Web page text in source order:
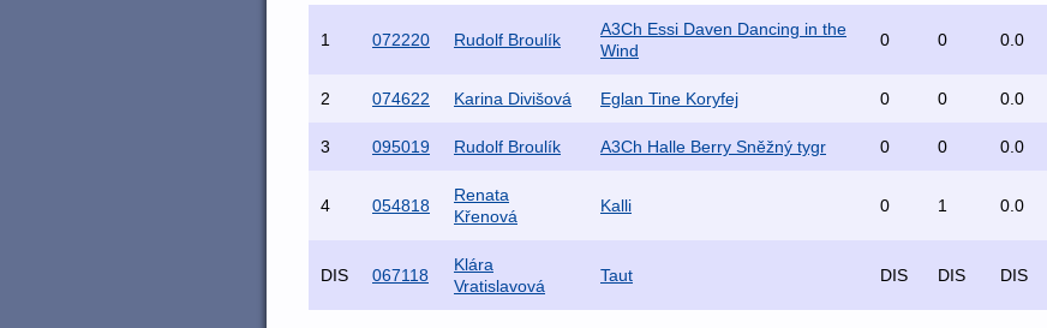
1 072220 Rudolf Broulík
A3Ch Essi Daven Dancing in the
Wind
0 0 0.0
2 074622 Karina Divišová Eglan Tine Koryfej 0 0 0.0
3 095019 Rudolf Broulík A3Ch Halle Berry Sněžný tygr 0 0 0.0
4 054818
Renata
Křenová
Kalli 0 1 0.0
DIS 067118
Klára
Vratislavová
Taut DIS DIS DIS